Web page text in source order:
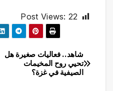
Post Views: 22
تصفّح
المقالات
شاهد.. فعاليات صغيرة هل
تحيي روح المخيمات
الصيفية في غزة؟